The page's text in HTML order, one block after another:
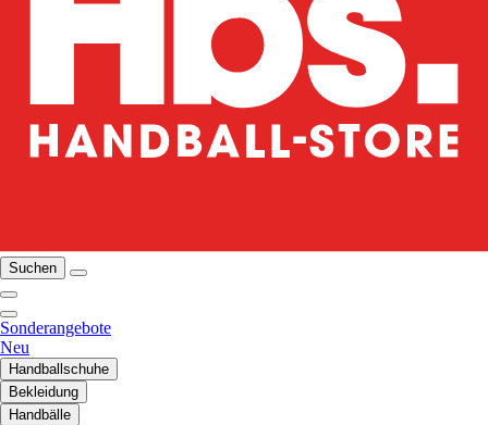
Suchen
Sonderangebote
Neu
Handballschuhe
Bekleidung
Handbälle